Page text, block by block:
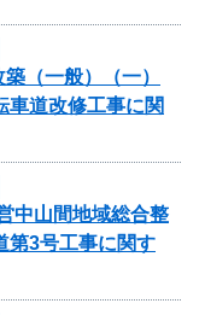
（一般）（一）
道改修工事に関
中山間地域総合整
第3号工事に関す